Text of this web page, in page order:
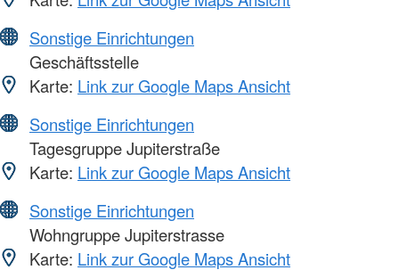
Sonstige Einrichtungen
Geschäftsstelle
Karte: Link zur Google Maps Ansicht
Sonstige Einrichtungen
Tagesgruppe Jupiterstraße
Karte: Link zur Google Maps Ansicht
Sonstige Einrichtungen
Wohngruppe Jupiterstrasse
Karte: Link zur Google Maps Ansicht